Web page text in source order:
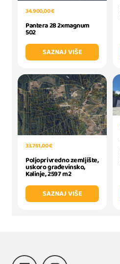
34.900,00 €
Pantera 28 2xmagnum
502
SAZNAJ VIŠE
33.761,00 €
Poljoprivredno zemljište,
uskoro građevinsko,
Kalinje, 2597 m2
SAZNAJ VIŠE